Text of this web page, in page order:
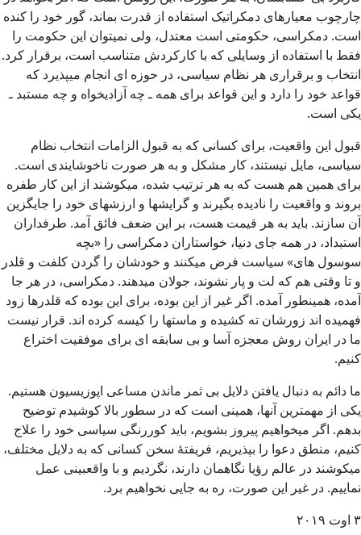
چارچوب معیارهای دمکراتیک استفاده از قدرت بماند، گور خود را کنده
است. دمکراسی، حکومتی است معتدل، ولی نمیتوان این حکومت را
فقط با استفاده از وسایلی که با کارکردش متناسب است، برقرار کرد.
انتخاب و برقراری هر نظام سیاسی، در حوزه ای انجام میپذیرد که
قواعد خود را دارد و این قواعد برای همه ـ چه آزادیخواه و چه مستبد ـ
یکی است.
قبول این واقعیت، برای کسانی که به قبول الزامات انتخاب نظام
سیاسی، مایل نیستند، کار مشکل و به هر صورت ناخوشایندی است.
برای همین هم هست که به هر ترتیب شده، میکوشند از این کار طفره
بروند و واقعیت را نادیده بگیرند و گرایشها و ارزشهای خود را جایگزین
آن سازند. باید به هر قیمت هست، بر این ضعف فائق آمد. طرفداران
استبداد، در همه جای دنیا، خواستاران دمکراسی را «بچه
سوسول های» سیاست فرض میکنند و خودشان را گردن کلفت و قلدر
و تا وقتی هم که لت و پار نشوند، جولان میدهند. دمکراسی، در هر جا
آمده، همینطور آمده. اگر غیر از این بوده، برای این بوده که قلدرها زود
فهمیده اند زورشان ته کشیده و ماستها را کیسه کرده اند. قرار نیست
ما در ایران روش معجزه آسا و بی سابقه ای برای موفقیت اختراع
کنیم.
ما دائم به دنبال یافتن دلایل بی ثمر ماندن مساعی اپوزیسیون هستیم.
یکی از مهمترین آنها، همینی است که در سطور بالا کوشیدم توضیح
بدهم. اگر میخواهیم پیروز بشویم، باید کوررنگی سیاسی خود را علاج
کنیم، منطق دعوا را بپذیریم، فریفتۀ سخن کسانی که به دلایل مختلف،
میکوشند در عالم رؤیا نگاهمان دارند، نگردیم و با واقعبینی عمل
نماییم. در غیر این صورت، ره به جایی نخواهیم برد.
۳ اوت ۲۰۱۹